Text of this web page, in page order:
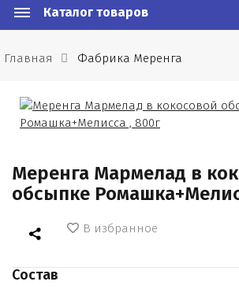
Каталог товаров
Главная Фабрика Меренга
Меренга Мармелад в
обсыпке
В избранное
Состав